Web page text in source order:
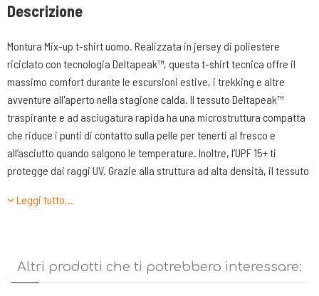
Descrizione
Montura Mix-up t-shirt uomo. Realizzata in jersey di poliestere
riciclato con tecnologia Deltapeak™, questa t-shirt tecnica offre il
massimo comfort durante le escursioni estive, i trekking e altre
avventure all'aperto nella stagione calda. Il tessuto Deltapeak™
traspirante e ad asciugatura rapida ha una microstruttura compatta
che riduce i punti di contatto sulla pelle per tenerti al fresco e
all’asciutto quando salgono le temperature. Inoltre, l’UPF 15+ ti
protegge dai raggi UV. Grazie alla struttura ad alta densità, il tessuto
stagione.
•T-shirt uomo
Leggi tutto…
Altri prodotti che ti potrebbero interessare: